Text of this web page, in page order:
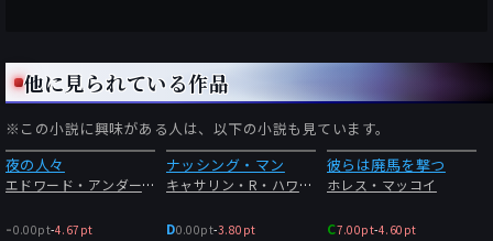
他に見られている作品
※この小説に興味がある人は、以下の小説も見ています。
夜の人々
エドワード・アンダースン
-0.00pt-4.67pt
ナッシング・マン
キャサリン・R・ハワード
D0.00pt-3.80pt
彼らは廃馬を撃つ
ホレス・マッコイ
C7.00pt-4.60pt